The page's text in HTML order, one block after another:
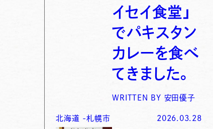
イセイ食堂」
でパキスタン
カレーを食べ
てきました。
WRITTEN BY 安田優子
北海道 -札幌市 2026.03.28